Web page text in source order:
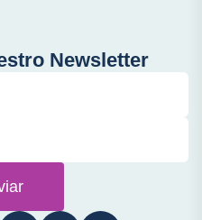
Newsletter